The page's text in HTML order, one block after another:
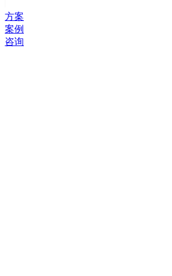
方案
案例
咨询